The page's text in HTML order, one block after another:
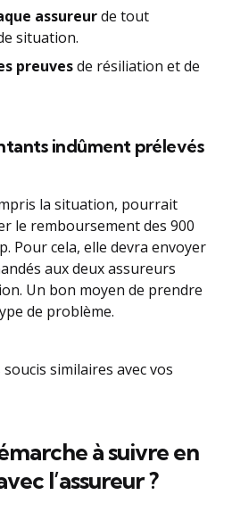
assureurde tout
situation.
preuvesde résiliation et de
indûment prélevés
la situation, pourrait
le remboursement des 900
Pour cela, elle devra envoyer
aux deux assureurs
Un bon moyen de prendre
de problème.
similaires avec vos
à suivre en
l’assureur ?